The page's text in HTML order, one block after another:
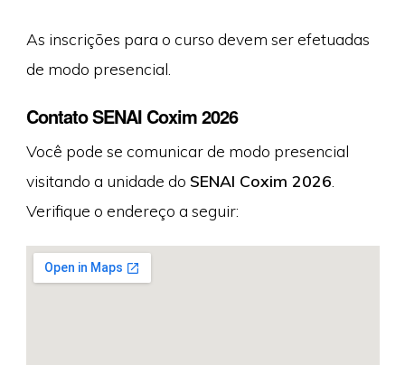
As inscrições para o curso devem ser efetuadas
de modo presencial.
Contato SENAI Coxim 2026
Você pode se comunicar de modo presencial
visitando a unidade do SENAI Coxim 2026
Verifique o endereço a seguir: